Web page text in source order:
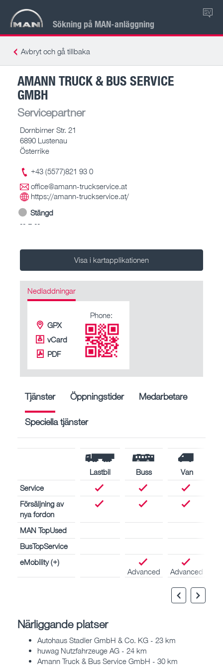
Sökning på MAN-anläggning
SV
Avbryt och gå tillbaka
AMANN TRUCK & BUS SERVICE
GMBH
Servicepartner
Dornbirner Str. 21
6890 Lustenau
Österrike
+43 (5577)821 93 0
office@amann-truckservice.at
https://amann-truckservice.at/
Stängd
-- – --
Visa i kartapplikationen
Nedladdningar
GPX
vCard
PDF
Phone:
Tjänster Öppningstider Medarbetare
Speciella tjänster
Lastbil Buss
Van
Service
Försäljning av
nya fordon
MAN TopUsed
BusTopService
eMobility (+)
Advanced
Advanced
Närliggande platser
Autohaus Stadler GmbH & Co. KG - 23 km
huwag Nutzfahrzeuge AG - 24 km
Amann Truck & Bus Service GmbH - 30 km